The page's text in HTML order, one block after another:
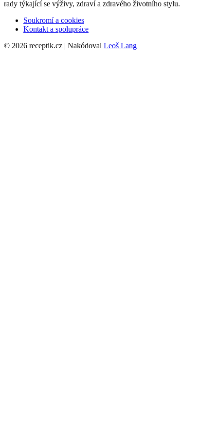
rady týkající se výživy, zdraví a zdravého životního stylu.
Soukromí a cookies
Kontakt a spolupráce
© 2026 receptik.cz | Nakódoval Leoš Lang